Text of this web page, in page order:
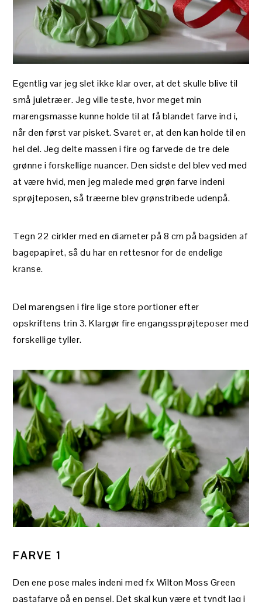
Egentlig var jeg slet ikke klar over, at det skulle blive til
små juletræer. Jeg ville teste, hvor meget min
marengsmasse kunne holde til at få blandet farve ind i,
når den først var pisket. Svaret er, at den kan holde til en
hel del. Jeg delte massen i fire og farvede de tre dele
grønne i forskellige nuancer. Den sidste del blev ved med
at være hvid, men jeg malede med grøn farve indeni
sprøjteposen, så træerne blev grønstribede udenpå.
Tegn 22 cirkler med en diameter på 8 cm på bagsiden af
bagepapiret, så du har en rettesnor for de endelige
kranse.
Del marengsen i fire lige store portioner efter
opskriftens trin 3. Klargør fire engangssprøjteposer med
forskellige tyller.
FARVE 1
Den ene pose males indeni med fx Wilton Moss Green
pastafarve på en pensel. Det skal kun være et tyndt lag i